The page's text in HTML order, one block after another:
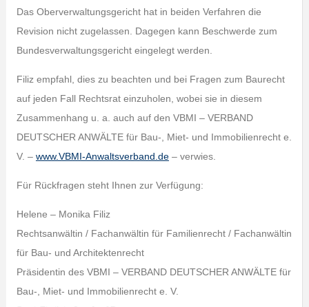
Das Oberverwaltungsgericht hat in beiden Verfahren die
Revision nicht zugelassen. Dagegen kann Beschwerde zum
Bundesverwaltungsgericht eingelegt werden.
Filiz empfahl, dies zu beachten und bei Fragen zum Baurecht
auf jeden Fall Rechtsrat einzuholen, wobei sie in diesem
Zusammenhang u. a. auch auf den VBMI – VERBAND
DEUTSCHER ANWÄLTE für Bau-, Miet- und Immobilienrecht e.
V. – www.VBMI-Anwaltsverband.de– verwies.
Für Rückfragen steht Ihnen zur Verfügung:
Helene – Monika Filiz
Rechtsanwältin / Fachanwältin für Familienrecht / Fachanwältin
für Bau- und Architektenrecht
Präsidentin des VBMI – VERBAND DEUTSCHER ANWÄLTE für
Bau-, Miet- und Immobilienrecht e. V.